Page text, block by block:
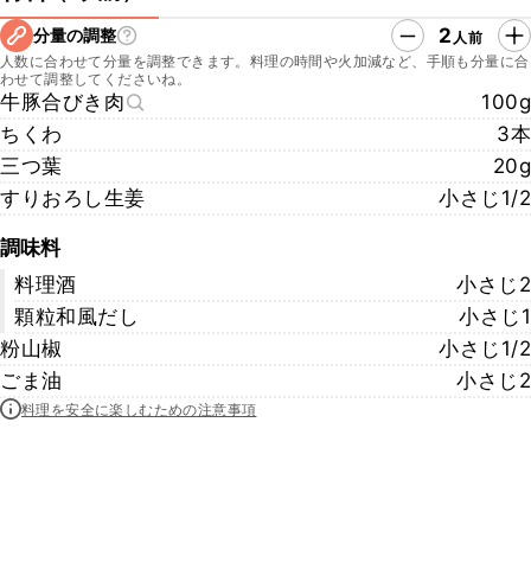
分量の調整 2 人前
人数に合わせて分量を調整できます。料理の時間や火加減など、手順も分量に合
わせて調整してくださいね。
牛豚合びき肉
100g
ちくわ
3本
三つ葉
20g
すりおろし生姜
小さじ1/2
調味料
料理酒
小さじ2
顆粒和風だし
小さじ1
粉山椒
小さじ1/2
ごま油
小さじ2
料理を安全に楽しむための注意事項